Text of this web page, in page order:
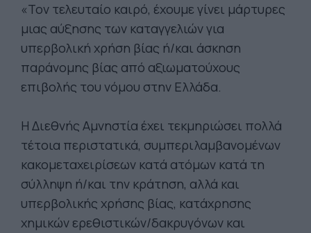
«Τον τελευταίο καιρό, έχουμε γίνει μάρτυρες
μιας αύξησης των καταγγελιών για
υπερβολική χρήση βίας ή/και άσκηση
παράνομης βίας από αξιωματούχους
επιβολής του νόμου στην Ελλάδα.
Η Διεθνής Αμνηστία έχει τεκμηριώσει πολλά
τέτοια περιστατικά, συμπεριλαμβανομένων
κακομεταχειρίσεων κατά ατόμων κατά τη
σύλληψη ή/και την κράτηση, αλλά και
υπερβολικής χρήσης βίας, κατάχρησης
χημικών ερεθιστικών/δακρυγόνων και